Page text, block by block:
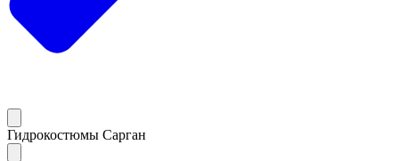
Гидрокостюмы Сарган